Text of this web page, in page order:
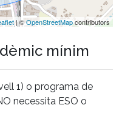
| ©OpenStreetMapcontributors
mínim
1) o programa de
necessita ESO o